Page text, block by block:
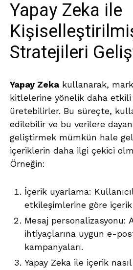
Yapay Zeka ile
Stratejileri
Yapay Zeka kullanarak,
kitlelerine yönelik daha
üretebilirler. Bu süreçte,
edilebilir ve bu verilere
geliştirmek mümkün hale
içeriklerin daha ilgi çekici
Örneğin:
İçerik uyarlama:
etkileşimlerine göre
Mesaj personalizasyonu:
ihtiyaçlarına uygun e-
kampanyaları.
Yapay Zeka ile içerik